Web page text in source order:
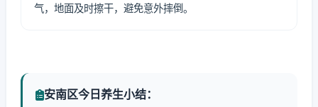
气，地面及时擦干，避免意外摔倒。
安南区今日养生小结：